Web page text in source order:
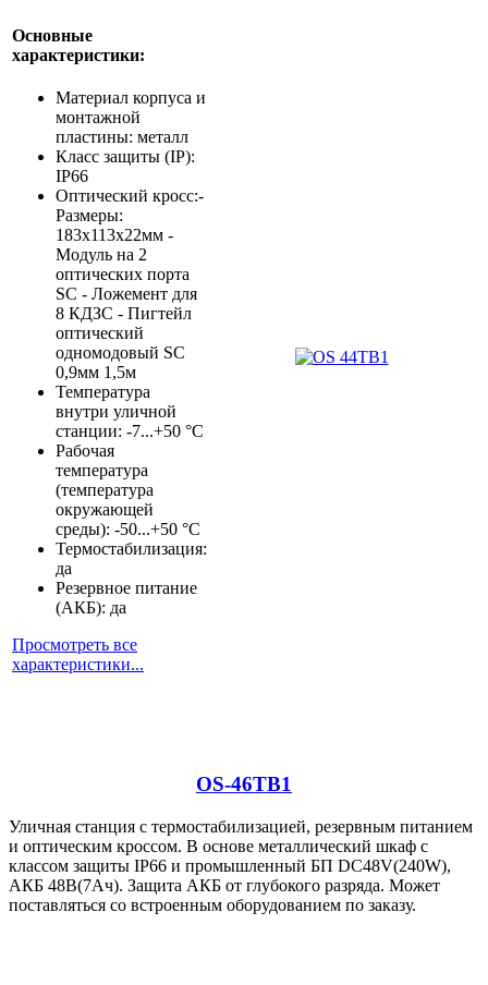
Основные
характеристики:
Материал корпуса и
монтажной
пластины: металл
Класс защиты (IP):
IP66
Оптический кросс:-
Размеры:
183x113x22мм -
Модуль на 2
оптических порта
SC - Ложемент для
8 КДЗС - Пигтейл
оптический
одномодовый SC
0,9мм 1,5м
Температура
внутри уличной
станции: -7...+50 °С
Рабочая
температура
(температура
окружающей
среды): -50...+50 °С
Термостабилизация:
да
Резервное питание
(АКБ): да
Просмотреть все
характеристики...
OS-46TB1
Уличная станция с термостабилизацией, резервным питанием
и оптическим кроссом. В основе металлический шкаф с
классом защиты IP66 и промышленный БП DC48V(240W),
АКБ 48В(7Ач). Защита АКБ от глубокого разряда. Может
поставляться со встроенным оборудованием по заказу.